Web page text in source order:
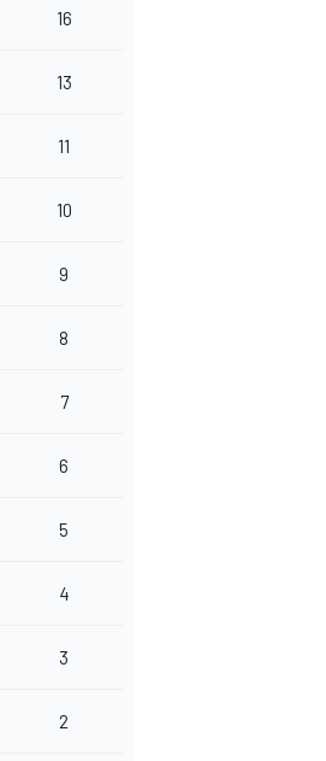
16
13
11
10
9
8
7
6
5
4
3
2